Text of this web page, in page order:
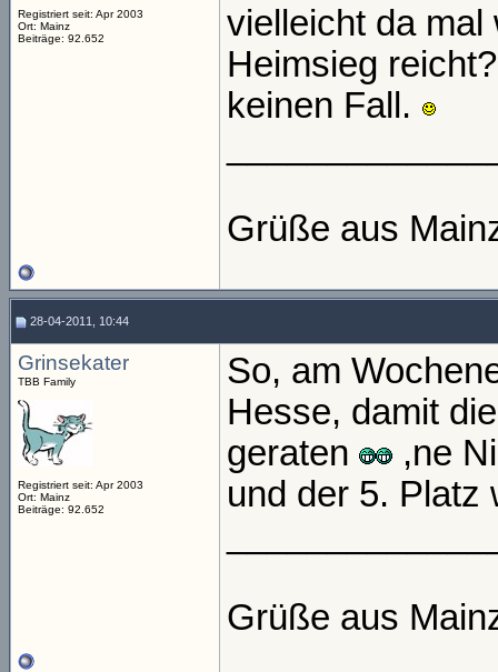
Registriert seit: Apr 2003
Ort: Mainz
Beiträge: 92.652
vielleicht da mal
Heimsieg
keinen Fall.
Grüße aus
28-04-2011, 10:44
Grinsekater
TBB Family
Registriert seit: Apr 2003
Ort: Mainz
Beiträge: 92.652
So, am
Hesse, damit
geraten
,ne
und der 5.
Grüße aus